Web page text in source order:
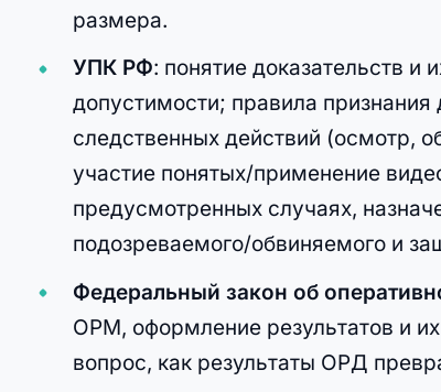
размера.
УПК РФ: понятие доказательств и
допустимости; правила
следственных действий (осмотр,
участие понятых/применение
предусмотренных случаях,
подозреваемого/обвиняемого и
Федеральный закон об
ОРМ, оформление результатов и
вопрос, как результаты ОРД